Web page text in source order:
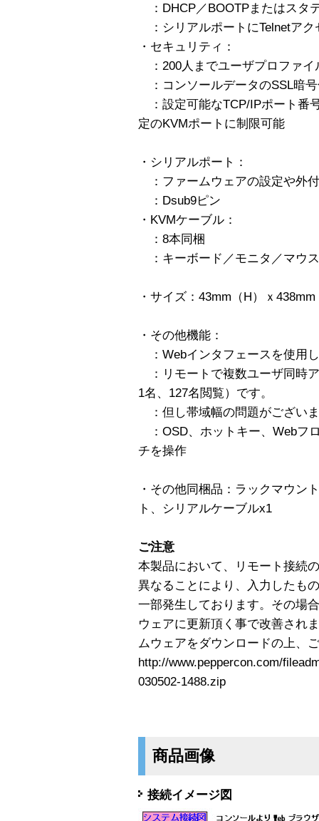
：DHCP／BOOTPまたはスタ
：シリアルポートにTelnetアク
・セキュリティ：
：200人までユーザプロファイ
：コンソールデータのSSL暗
：設定可能なTCP/IPポート番
定のKVMポートに制限可能
・シリアルポート：
：ファームウェアの設定や外
：Dsub9ピン
・KVMケーブル：
：8本同梱
：キーボード／モニタ／マウ
・サイズ：43mm（H）ｘ
・その他機能：
：Webインタフェースを使用
：リモートで複数ユーザ同時
1名、127名閲覧）です。
：但し帯域幅の問題がござい
：OSD、ホットキー、Webフ
チを操作
・その他同梱品：ラックマウン
ト、シリアルケーブルx1
ご注意
本製品において、リモート接続
異なることにより、入力したも
一部発生しております。その場
ウェアに更新頂く事で改善され
ムウェアをダウンロードの上、
http://www.peppercon.com/
030502-1488.zip
商品画像
接続イメージ図